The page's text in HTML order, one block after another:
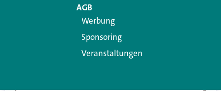
AGB
Werbung
Sponsoring
Veranstaltungen